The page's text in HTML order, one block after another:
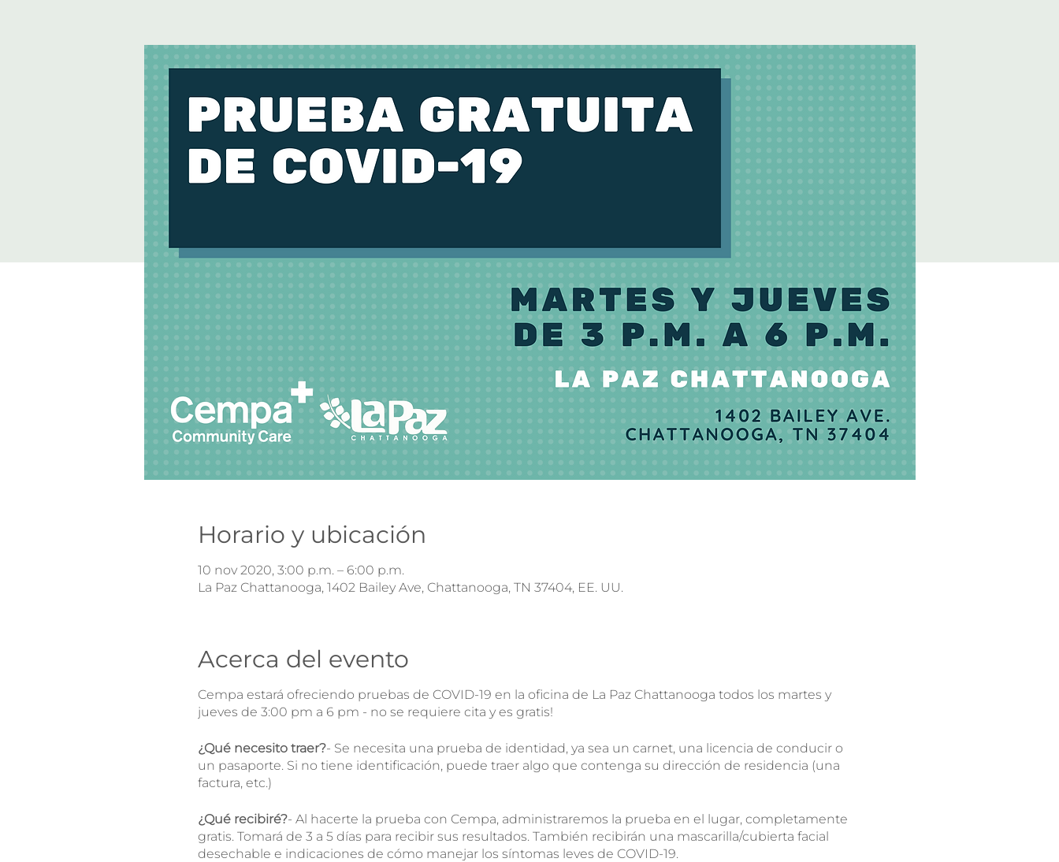
Horario y ubicación
10 nov 2020, 3:00 p.m. – 6:00 p.m.
La Paz Chattanooga, 1402 Bailey Ave, Chattanooga, TN 37404, EE. UU.
Acerca del evento
Cempa estará ofreciendo pruebas de COVID-19 en la oficina de La Paz Chattanooga todos los martes y
jueves de 3:00 pm a 6 pm - no se requiere cita y es gratis!
¿Qué necesito traer?- Se necesita una prueba de identidad, ya sea un carnet, una licencia de conducir o
un pasaporte. Si no tiene identificación, puede traer algo que contenga su dirección de residencia (una
factura, etc.)
¿Qué recibiré?- Al hacerte la prueba con Cempa, administraremos la prueba en el lugar, completamente
gratis. Tomará de 3 a 5 días para recibir sus resultados. También recibirán una mascarilla/cubierta facial
desechable e indicaciones de cómo manejar los síntomas leves de COVID-19.